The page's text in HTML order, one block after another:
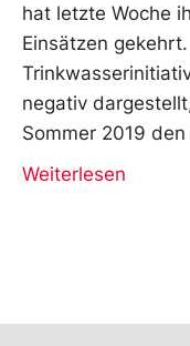
hat letzte Woche
Einsätzen
negativ
Sommer 2019
Weiterlesen